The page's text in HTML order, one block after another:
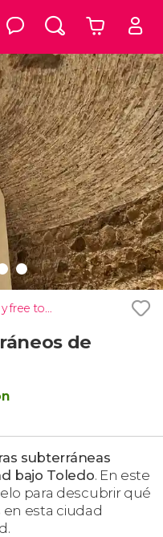
Visitas guiadas y free tours en Toledo
de
subterráneas
bajo Toledo. En este
para descubrir qué
esta ciudad